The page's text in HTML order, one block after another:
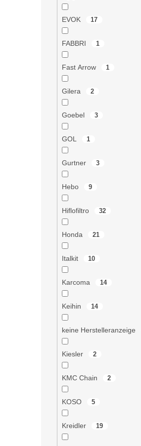
EVOK 17
FABBRI 1
Fast Arrow 1
Gilera 2
Goebel 3
GOL 1
Gurtner 3
Hebo 9
Hiflofiltro 32
Honda 21
Italkit 10
Karcoma 14
Keihin 14
keine Herstelleranzeige
Kiesler 2
KMC Chain 2
KOSO 5
Kreidler 19